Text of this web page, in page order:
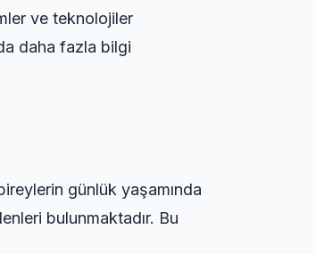
ve teknolojiler
daha fazla bilgi
günlük yaşamında
bulunmaktadır. Bu